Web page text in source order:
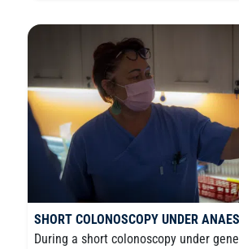
SHORT COLONOSCOPY UNDER
During a short colonoscopy under